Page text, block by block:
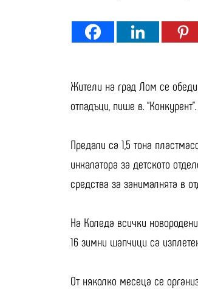
Жители на град Лом се
отпадъци, пише в. “Конкурент”.
Предали са 1,5 тона
инхалатора за детското
средства за занималнята в
На Коледа всички
16 зимни шапчици са
От няколко месеца се